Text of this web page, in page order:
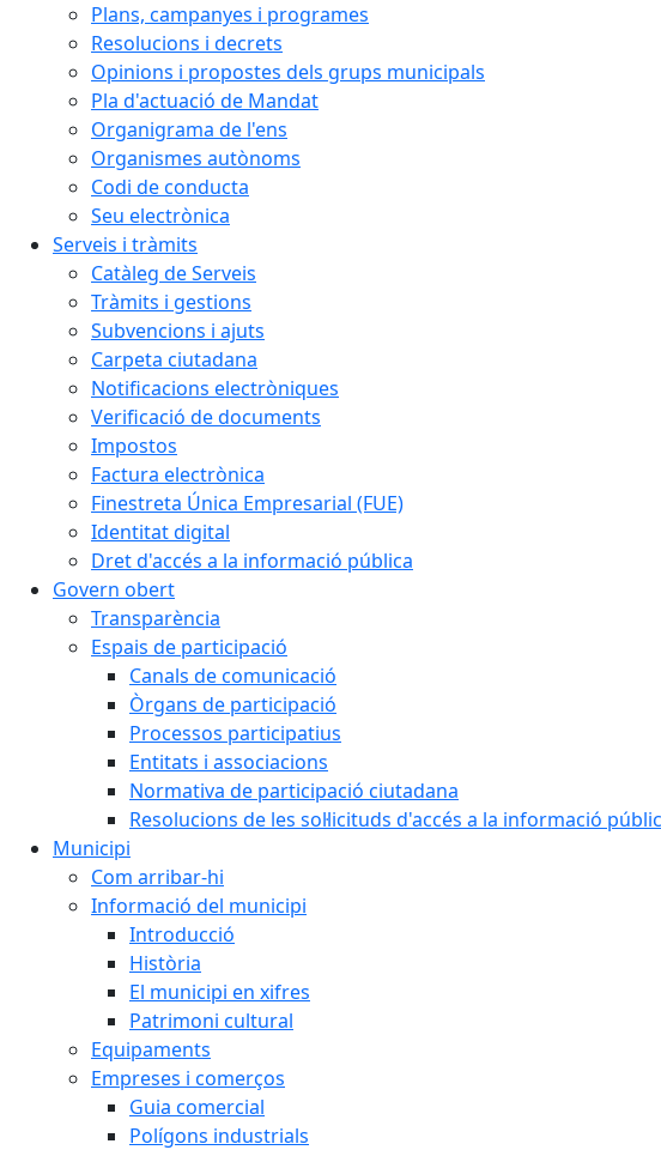
Plans, campanyes i programes
Resolucions i decrets
Opinions i propostes dels grups municipals
Pla d'actuació de Mandat
Organigrama de l'ens
Organismes autònoms
Codi de conducta
Seu electrònica
Serveis i tràmits
Catàleg de Serveis
Tràmits i gestions
Subvencions i ajuts
Carpeta ciutadana
Notificacions electròniques
Verificació de documents
Impostos
Factura electrònica
Finestreta Única Empresarial (FUE)
Identitat digital
Dret d'accés a la informació pública
Govern obert
Transparència
Espais de participació
Canals de comunicació
Òrgans de participació
Processos participatius
Entitats i associacions
Normativa de participació ciutadana
Resolucions de les sol·licituds d'accés a la informació
Municipi
Com arribar-hi
Informació del municipi
Introducció
Història
El municipi en xifres
Patrimoni cultural
Equipaments
Empreses i comerços
Guia comercial
Polígons industrials